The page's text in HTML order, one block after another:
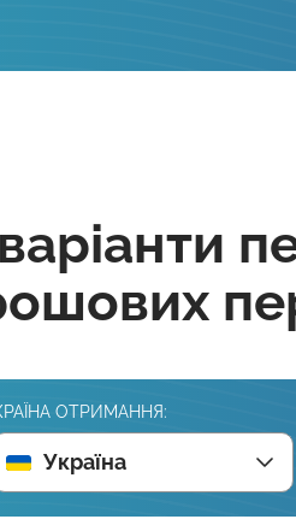
ОТРИМАННЯ:
Україна